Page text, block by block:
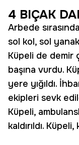
4 BIÇAK
Arbede
sol kol, sol
Küpeli de demir
başına vurdu.
yere yığıldı.
ekipleri sevk
Küpeli,
kaldırıldı. Küpeli,